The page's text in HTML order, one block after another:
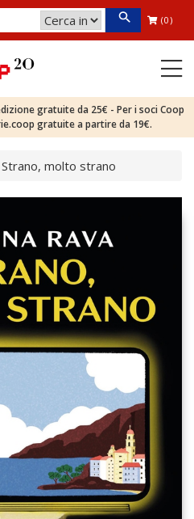
(0)
gratuite da 25€ - Per i soci Coop
gratuite a partire da 19€.
Strano, molto strano